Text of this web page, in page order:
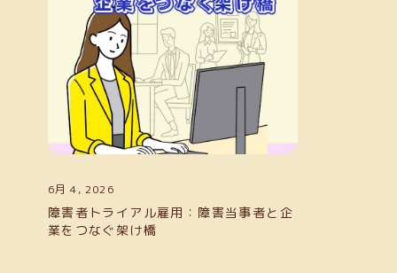
お知らせ
6月 4, 2026
障害者トライアル雇用：障害当事者と企
業をつなぐ架け橋